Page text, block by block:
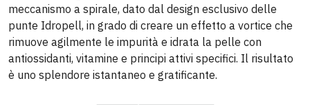
meccanismo a spirale, dato dal design esclusivo delle
punte Idropell, in grado di creare un effetto a vortice che
rimuove agilmente le impurità e idrata la pelle con
antiossidanti, vitamine e principi attivi specifici. Il risultato
è uno splendore istantaneo e gratificante.